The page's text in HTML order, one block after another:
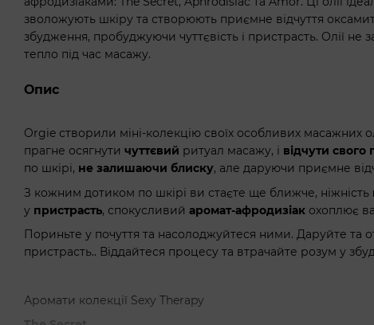
зволожують шкіру та створюють приємне відчуття
збудження, пробуджуючи чуттєвість і пристрасть. Олії не
тепло під час масажу.
Опис
Orgie створили міні-колекцію своїх особливих масажних
прагне осягнути чуттєвий ритуал масажу, і відчути свого
по шкірі, не залишаючи блиску, але даруючи приємне
З кожним дотиком по шкірі ви стаєте ще ближче, ніжність
у пристрасть, спокусливий аромат-афродизіак охоплює
Пориньте у почуття та насолоджуйтеся ними. Даруйте та
пристрасть.. Віддайтеся процесу та втрачайте розум у
Аромати колекції Sexy Therapy